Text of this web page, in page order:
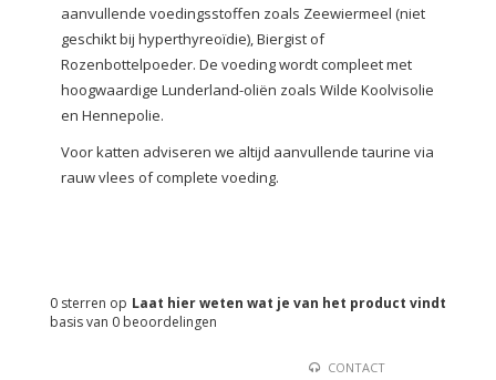
aanvullende voedingsstoffen zoals Zeewiermeel (niet
geschikt bij hyperthyreoïdie), Biergist of
Rozenbottelpoeder. De voeding wordt compleet met
hoogwaardige Lunderland-oliën zoals Wilde Koolvisolie
en Hennepolie.
Voor katten adviseren we altijd aanvullende taurine via
rauw vlees of complete voeding.
Laat hier weten wat je van het product vindt
0 sterren op
basis van 0 beoordelingen
CONTACT